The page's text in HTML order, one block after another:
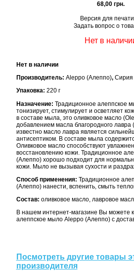
68,00 грн.
Версия для печати
Задать вопрос о
Нет в
Нет в наличии
Производитель: Aleppo (Алеппо), Сирия
Упаковка: 220 г
Назначение: Традиционное алеппское
тонизирует, стимулирует и осветляет
в составе мыла, это оливковое масло
добавлением масла благородного лавра
известно масло лавра является
антисептиком. В составе мыла
Оливковое масло способствуют
восстановлению кожи. Традиционное
(Алеппо) хорошо подходит для
кожи. Мыло не вызывая сухости и
Способ применения: Традиционное
(Алеппо) нанести, вспенить, смыть
Состав: оливковое масло, лавровое
В нашем интернет-магазине Вы можете
алеппское мыло Aleppo (Алеппо) с
Посмотреть другие товары
производителя